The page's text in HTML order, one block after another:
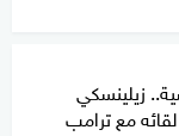
زيلينسكي
مع ترامب